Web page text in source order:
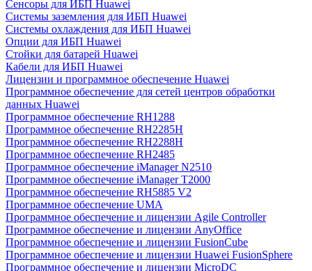
Сенсоры для ИБП Huawei
Системы заземления для ИБП Huawei
Системы охлаждения для ИБП Huawei
Опции для ИБП Huawei
Стойки для батарей Huawei
Кабели для ИБП Huawei
Лицензии и программное обеспечение Huawei
Программное обеспечение для сетей центров обработки
данных Huawei
Программное обеспечение RH1288
Программное обеспечение RH2285H
Программное обеспечение RH2288H
Программное обеспечение RH2485
Программное обеспечение iManager N2510
Программное обеспечение iManager T2000
Программное обеспечение RH5885 V2
Программное обеспечение UMA
Программное обеспечение и лицензии Agile Controller
Программное обеспечение и лицензии AnyOffice
Программное обеспечение и лицензии FusionCube
Программное обеспечение и лицензии Huawei FusionSphere
Программное обеспечение и лицензии MicroDC